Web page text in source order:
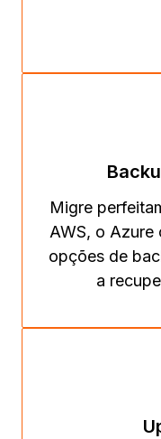
Migre
AWS, o Azure
opções de
a